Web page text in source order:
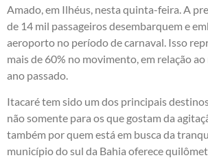
Amado, em Ilhéus, nesta quinta-feira. A
de 14 mil passageiros desembarquem e
aeroporto no período de carnaval. Isso
mais de 60% no movimento, em relação
ano passado.
Itacaré tem sido um dos principais
não somente para os que gostam da
também por quem está em busca da
município do sul da Bahia oferece